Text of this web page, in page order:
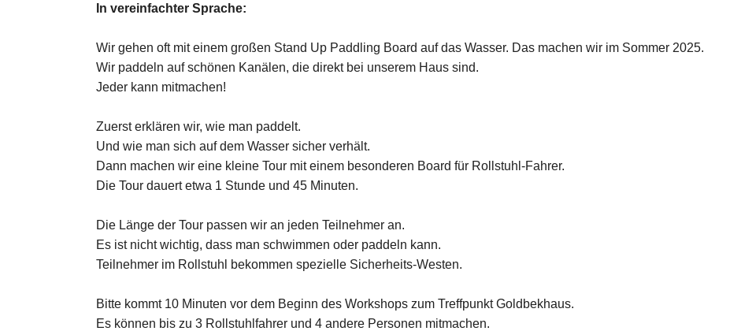
In vereinfachter Sprache:
Wir gehen oft mit einem großen Stand Up Paddling Board auf das Wasser. Das machen wir im Sommer 2025.
Wir paddeln auf schönen Kanälen, die direkt bei unserem Haus sind.
Jeder kann mitmachen!
Zuerst erklären wir, wie man paddelt.
Und wie man sich auf dem Wasser sicher verhält.
Dann machen wir eine kleine Tour mit einem besonderen Board für Rollstuhl-Fahrer.
Die Tour dauert etwa 1 Stunde und 45 Minuten.
Die Länge der Tour passen wir an jeden Teilnehmer an.
Es ist nicht wichtig, dass man schwimmen oder paddeln kann.
Teilnehmer im Rollstuhl bekommen spezielle Sicherheits-Westen.
Bitte kommt 10 Minuten vor dem Beginn des Workshops zum Treffpunkt Goldbekhaus.
Es können bis zu 3 Rollstuhlfahrer und 4 andere Personen mitmachen.